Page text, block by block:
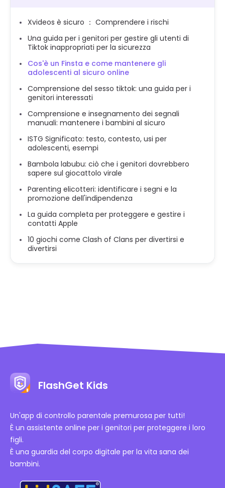
Xvideos è sicuro ： Comprendere i rischi
Una guida per i genitori per gestire gli utenti di
Tiktok inappropriati per la sicurezza
Cos'è un Finsta e come mantenere gli
adolescenti al sicuro online
Comprensione del sesso tiktok: una guida per i
genitori interessati
Comprensione e insegnamento dei segnali
manuali: mantenere i bambini al sicuro
ISTG Significato: testo, contesto, usi per
adolescenti, esempi
Bambola labubu: ciò che i genitori dovrebbero
sapere sul giocattolo virale
Parenting elicotteri: identificare i segni e la
promozione dell'indipendenza
La guida completa per proteggere e gestire i
contatti Apple
10 giochi come Clash of Clans per divertirsi e
divertirsi
FlashGet Kids
Un'app di controllo parentale premurosa per tutti!
È un assistente online per i genitori per proteggere i loro
figli.
È una guardia del corpo digitale per la vita sana dei
bambini.